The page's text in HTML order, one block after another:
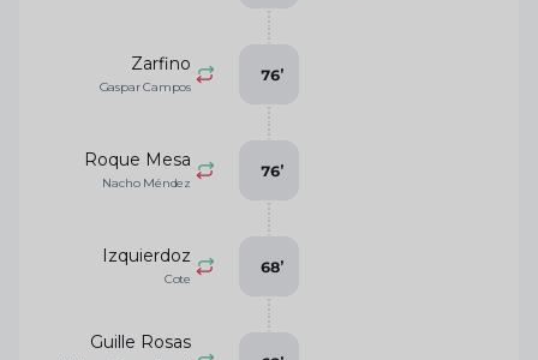
Zarfino
Gaspar Campos
76’
Roque Mesa
Nacho Méndez
76’
Izquierdoz
Cote
68’
Guille Rosas